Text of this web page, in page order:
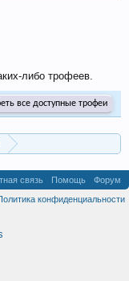
либо трофеев.
все доступные трофеи
связь Помощь
Форум
конфиденциальности